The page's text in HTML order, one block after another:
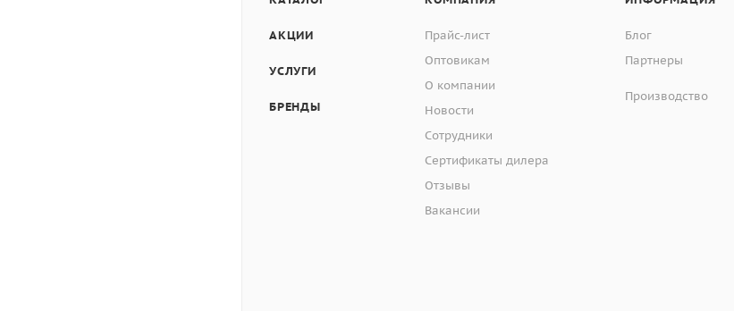
АКЦИИ
УСЛУГИ
БРЕНДЫ
Прайс-лист
Оптовикам
О компании
Новости
Сотрудники
Сертификаты дилера
Отзывы
Вакансии
Блог
Партнеры
Производство